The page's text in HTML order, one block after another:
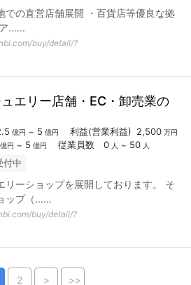
での直営店舗展開 ・百貨店等優良な拠
......
buy/detail/?
エリー店舗・EC・卸売業の
億円 ~ 5 億円 利益(営業利益) 2,500 万円
億円 ~ 5 億円 従業員数 0 人 ~ 50 人
付中
リーショップを展開しております。 そ
ップ（......
buy/detail/?
2 > >>